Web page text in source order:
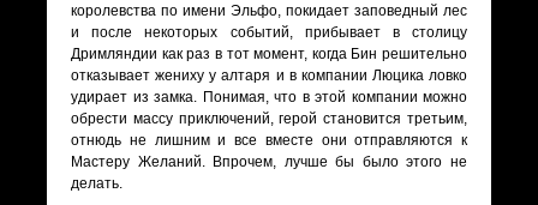
королевства по имени Эльфо, покидает заповедный лес
и после некоторых событий, прибывает в столицу
Дримляндии как раз в тот момент, когда Бин решительно
отказывает жениху у алтаря и в компании Люцика ловко
удирает из замка. Понимая, что в этой компании можно
обрести массу приключений, герой становится третьим,
отнюдь не лишним и все вместе они отправляются к
Мастеру Желаний. Впрочем, лучше бы было этого не
делать.